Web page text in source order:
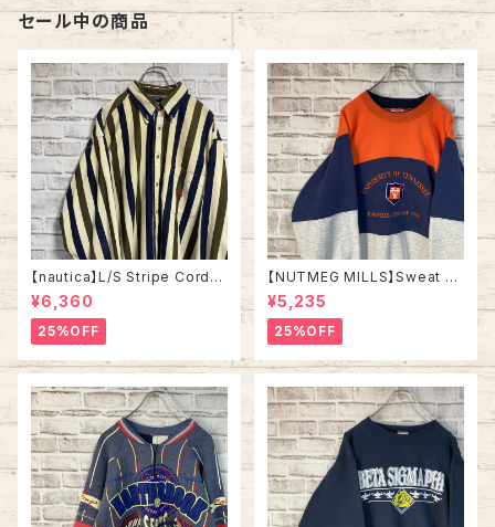
セール中の商品
【nautica】L/S Stripe Cordur
oy Shirt L 90s ノーティカ スト
ライプ コーデュロイ シャツ ボタ
ンダウン 長袖 ワンポイントロゴ
刺繍ロゴ 旧タグ USA アメリカ
古着
¥6,360
25%OFF
【NUTMEG MILLS】Sweat XL
Made in USA 90s “UNIVER
SITY OF TENNESSEE” vinta
ge ナツメグミルズ カレッジモノ
カレッジロゴ テネシー大学 スウ
ェット トレーナー ヴィンテージ
アメリカ USA 古着
¥5,235
25%OFF